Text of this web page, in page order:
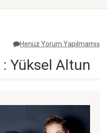
Henüz Yorum Yapılmamış
Yüksel Altun